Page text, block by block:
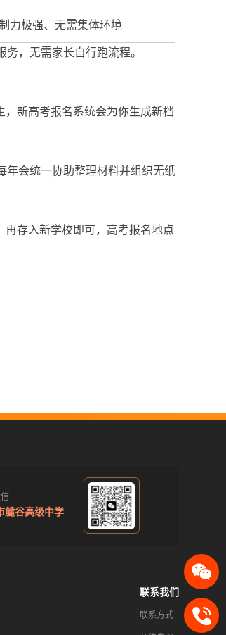
力极强、无需集体环境
，无需家长自行跑流程。
新高考报名系统会为你生成新档
年会统一协助整理材料并组织无纸
存入新学校即可，高考报名地点
麓谷高级中学
联系我们
联系方式